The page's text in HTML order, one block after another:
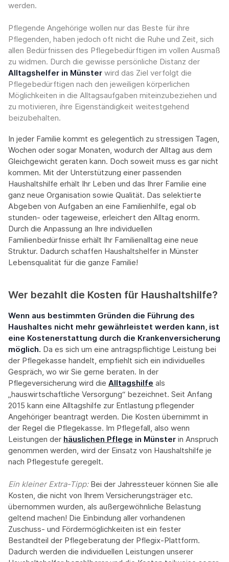
werden.
Pflegende Angehörige wollen nur das Beste für ihre
Pflegenden, haben jedoch oft nicht die Ruhe und Zeit, sich
allen Bedürfnissen des Pflegebedürftigen im vollen Ausmaß
zu widmen. Durch die gewisse persönliche Distanz der
Alltagshelfer in Münster wird das Ziel verfolgt die
Pflegebedürftigen nach den jeweiligen körperlichen
Möglichkeiten in die Alltagsaufgaben miteinzubeziehen und
zu motivieren, ihre Eigenständigkeit weitestgehend
beizubehalten.
In jeder Familie kommt es gelegentlich zu stressigen Tagen,
Wochen oder sogar Monaten, wodurch der Alltag aus dem
Gleichgewicht geraten kann. Doch soweit muss es gar nicht
kommen. Mit der Unterstützung einer passenden
Haushaltshilfe erhält Ihr Leben und das Ihrer Familie eine
ganz neue Organisation sowie Qualität. Das selektierte
Abgeben von Aufgaben an eine Familienhilfe, egal ob
stunden- oder tageweise, erleichert den Alltag enorm.
Durch die Anpassung an Ihre individuellen
Familienbedürfnisse erhält Ihr Familienalltag eine neue
Struktur. Dadurch schaffen Haushaltshelfer in Münster
Lebensqualität für die ganze Familie!
Wer bezahlt die Kosten für Haushaltshilfe?
Wenn aus bestimmten Gründen die Führung des
Haushaltes nicht mehr gewährleistet werden kann, ist
eine Kostenerstattung durch die Krankenversicherung
möglich. Da es sich um eine antragspflichtige Leistung bei
der Pflegekasse handelt, empfiehlt sich ein individuelles
Gespräch, wo wir Sie gerne beraten. In der
Pflegeversicherung wird die Alltagshilfe als
„hauswirtschaftliche Versorgung“ bezeichnet. Seit Anfang
2015 kann eine Alltagshilfe zur Entlastung pflegender
Angehöriger beantragt werden. Die Kosten übernimmt in
der Regel die Pflegekasse. Im Pflegefall, also wenn
Leistungen der häuslichen Pflege in Münster in Anspruch
genommen werden, wird der Einsatz von Haushaltshilfe je
nach Pflegestufe geregelt.
Ein kleiner Extra-Tipp:‍ Bei der Jahressteuer können Sie alle
Kosten, die nicht von Ihrem Versicherungsträger etc.
übernommen wurden, als außergewöhnliche Belastung
geltend machen! Die Einbindung aller vorhandenen
Zuschuss- und Fördermöglichkeiten ist ein fester
Bestandteil der Pflegeberatung der Pflegix-Plattform.
Dadurch werden die individuellen Leistungen unserer